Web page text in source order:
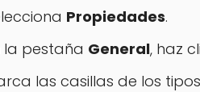
Propiedades.
la pestaña General, haz
las casillas de los